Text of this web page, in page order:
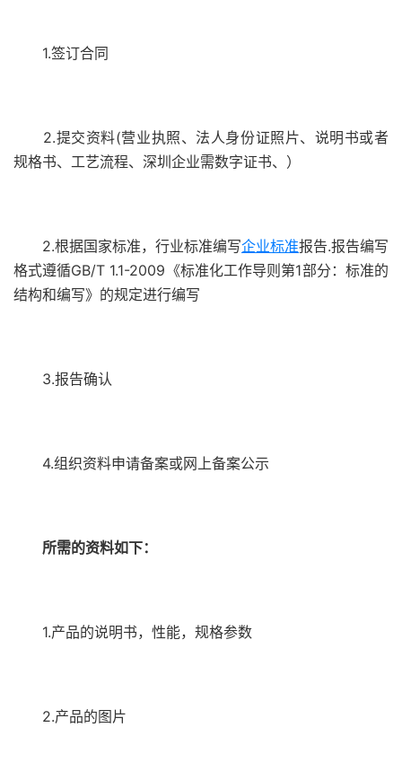
1.签订合同
2.提交资料(营业执照、法人身份证照片、说明书或者
规格书、工艺流程、深圳企业需数字证书、）
2.根据国家标准，行业标准编写企业标准报告.报告编写
格式遵循GB/T 1.1-2009《标准化工作导则第1部分：标准的
结构和编写》的规定进行编写
3.报告确认
4.组织资料申请备案或网上备案公示
所需的资料如下：
1.产品的说明书，性能，规格参数
2.产品的图片